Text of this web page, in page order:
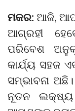
ମକର: ଆଜି,
ଆଗ୍ରହୀ
ପରିବେଶ
କାର୍ଯ୍ୟ ସହଜ
ସମ୍ଭାବନା
ନୂତନ ଲକ୍ଷ୍ୟ